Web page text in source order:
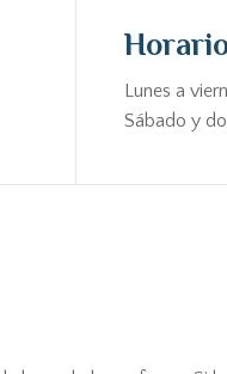
Lunes a
Sábado y